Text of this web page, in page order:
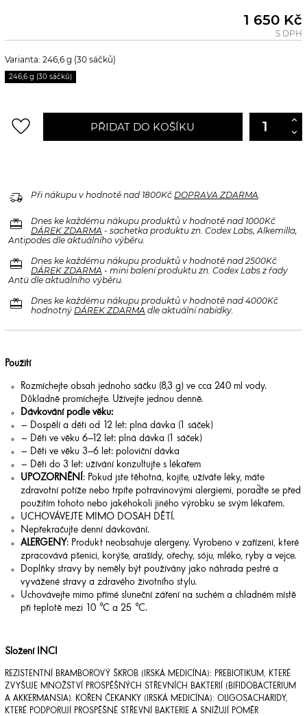
1 650 Kč
S DPH
Varianta: 246,6 g (30 sáčků)
246,6 g (30 sáčků)
favorite_border PŘIDAT DO KOŠÍKU
delivery_truck_speed Při nákupu v hodnotě nad 1800Kč DOPRAVA ZDARMA
redeem
Dnes ke každému nákupu produktů v hodnotě nad 1000Kč
DÁREK ZDARMA - sachetka produktu zn. Codex Labs, Alkemilla,
Antipodes dle aktuálního výběru.
redeem
Dnes ke každému nákupu produktů v hodnotě nad 2500Kč
DÁREK ZDARMA - mini balení produktu zn. Codex Labs z řady
Antü dle aktuálního výběru.
redeem
Dnes ke každému nákupu produktů v hodnotě nad 4000Kč
hodnotný DÁREK ZDARMA dle aktuální nabídky.
Použití
Rozmíchejte obsah jednoho sáčku (8,3 g) ve cca 240 ml vody.
Důkladně promíchejte. Užívejte jednou denně.
Dávkování podle věku:
– Dospělí a děti od 12 let: plná dávka (1 sáček)
– Děti ve věku 6–12 let: plná dávka (1 sáček)
– Děti ve věku 3–6 let: poloviční dávka
– Děti do 3 let: užívání konzultujte s lékařem
UPOZORNĚNÍ : Pokud jste těhotná, kojíte, užíváte léky, máte
zdravotní potíže nebo trpíte potravinovými alergiemi, poraďte se před
použitím tohoto nebo jakéhokoli jiného výrobku se svým lékařem.
UCHOVÁVEJTE MIMO DOSAH DĚTÍ.
Nepřekračujte denní dávkování.
ALERGENY: Produkt neobsahuje alergeny. Vyrobeno v zařízení, které
zpracovává pšenici, korýše, arašídy, ořechy, sóju, mléko, ryby a vejce.
Doplňky stravy by neměly být používány jako náhrada pestré a
vyvážené stravy a zdravého životního stylu.
Uchovávejte mimo přímé sluneční záření na suchém a chladném místě
při teplotě mezi 10 °C a 25 °C.
Složení INCI
REZISTENTNÍ BRAMBOROVÝ ŠKROB (IRSKÁ MEDICÍNA): PREBIOTIKUM, KTERÉ
ZVYŠUJE MNOŽSTVÍ PROSPĚŠNÝCH STŘEVNÍCH BAKTERIÍ (BIFIDOBACTERIUM
A AKKERMANSIA). KOŘEN ČEKANKY (IRSKÁ MEDICÍNA): OLIGOSACHARIDY,
KTERÉ PODPORUJÍ PROSPĚŠNÉ STŘEVNÍ BAKTERIE A SNIŽUJÍ POMĚR